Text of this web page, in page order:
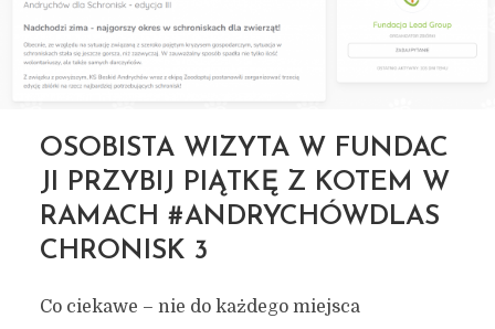
OSOBISTA WIZYTA W FUNDAC
JI PRZYBIJ PIĄTKĘ Z KOTEM W
RAMACH #ANDRYCHÓWDLAS
CHRONISK 3
Co ciekawe – nie do każdego miejsca